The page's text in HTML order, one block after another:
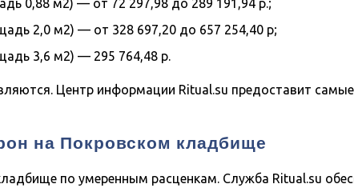
0,88 м2) — от 72 297,98 до 289 191,94 р.;
2,0 м2) — от 328 697,20 до 657 254,40 р;
3,6 м2) — 295 764,48 р.
Центр информации Ritual.su предоставит
на Покровском кладбище
по умеренным расценкам. Служба Ritual.su